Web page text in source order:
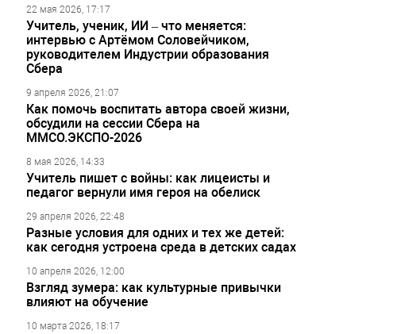
22 мая 2026, 17:17
Учитель, ученик, ИИ – что меняется:
интервью с Артёмом Соловейчиком,
руководителем Индустрии образования
Сбера
9 апреля 2026, 21:07
Как помочь воспитать автора своей жизни,
обсудили на сессии Сбера на
ММСО.ЭКСПО-2026
8 мая 2026, 14:33
Учитель пишет с войны: как лицеисты и
педагог вернули имя героя на обелиск
29 апреля 2026, 22:48
Разные условия для одних и тех же детей:
как сегодня устроена среда в детских садах
10 апреля 2026, 12:00
Взгляд зумера: как культурные привычки
влияют на обучение
10 марта 2026, 18:17